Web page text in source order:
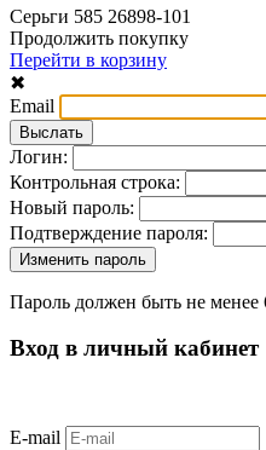
Серьги 585 26898-101
Продолжить покупку
Перейти в корзину
✖
Email
Логин:
Контрольная строка:
Новый пароль:
Подтверждение пароля:
Пароль должен быть не менее
Вход в личный кабинет
E-mail